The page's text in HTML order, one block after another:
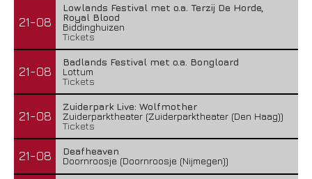
21-08
Lowlands Festival met o.a. Terzij De Horde,
Royal Blood
Biddinghuizen
Tickets
21-08
Badlands Festival met o.a. Bongloard
Lottum
Tickets
21-08
Zuiderpark Live: Wolfmother
Zuiderparktheater (Zuiderparktheater (Den Haag))
Tickets
21-08
Deafheaven
Doornroosje (Doornroosje (Nijmegen))